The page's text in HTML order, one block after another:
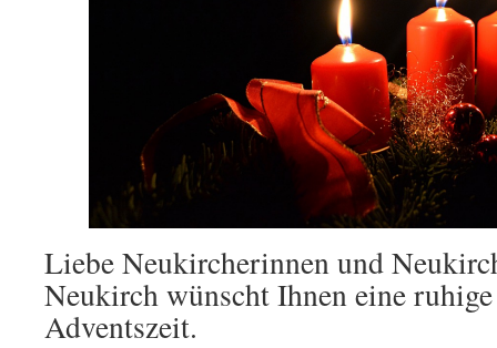
Liebe Neukircherinnen und
Neukirch wünscht Ihnen eine
Adventszeit.